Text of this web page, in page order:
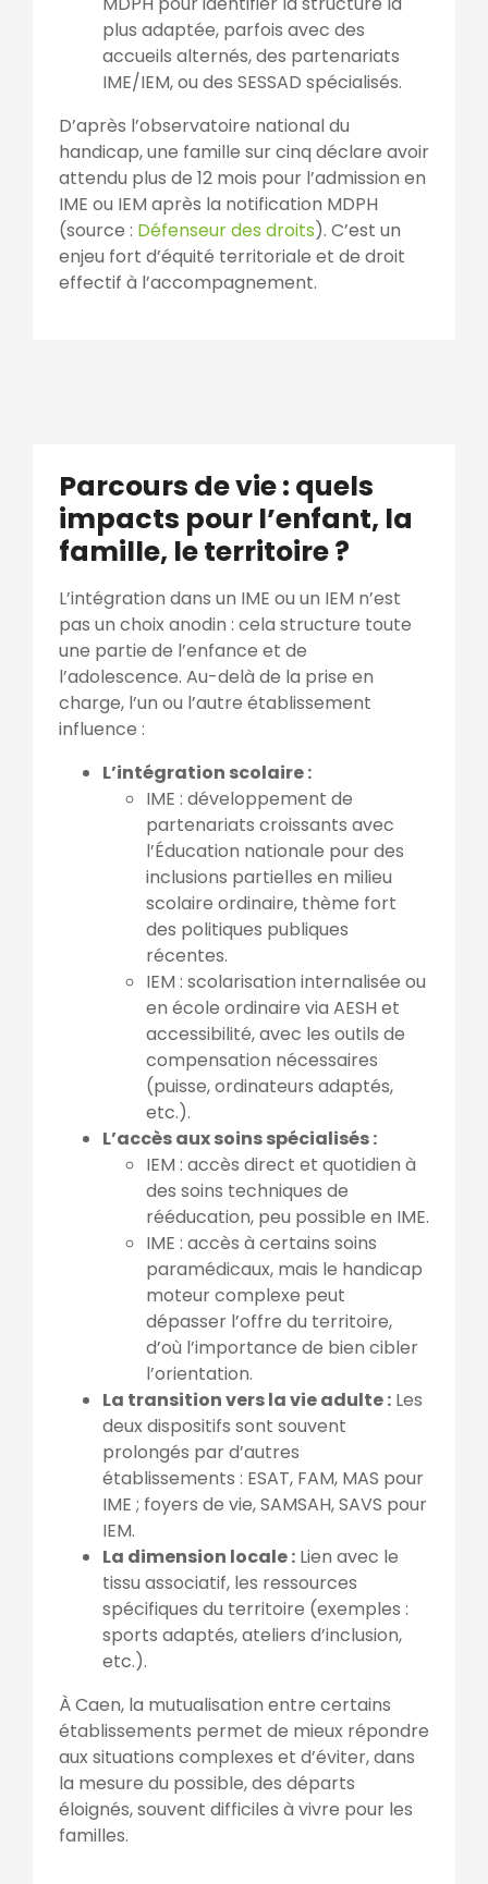
plus adaptée, parfois avec des
accueils alternés, des partenariats
IME/IEM, ou des SESSAD spécialisés.
D’après l’observatoire national du
handicap, une famille sur cinq déclare avoir
attendu plus de 12 mois pour l’admission en
IME ou IEM après la notification MDPH
(source : Défenseur des droits). C’est un
enjeu fort d’équité territoriale et de droit
effectif à l’accompagnement.
Parcours de vie : quels
impacts pour l’enfant, la
famille, le territoire ?
L’intégration dans un IME ou un IEM n’est
pas un choix anodin : cela structure toute
une partie de l’enfance et de
l’adolescence. Au-delà de la prise en
charge, l’un ou l’autre établissement
influence :
L’intégration scolaire :
IME : développement de
partenariats croissants avec
l’Éducation nationale pour des
inclusions partielles en milieu
scolaire ordinaire, thème fort
des politiques publiques
récentes.
IEM : scolarisation internalisée ou
en école ordinaire via AESH et
accessibilité, avec les outils de
compensation nécessaires
(puisse, ordinateurs adaptés,
etc.).
L’accès aux soins spécialisés :
IEM : accès direct et quotidien à
des soins techniques de
rééducation, peu possible en IME.
IME : accès à certains soins
paramédicaux, mais le handicap
moteur complexe peut
dépasser l’offre du territoire,
d’où l’importance de bien cibler
l’orientation.
La transition vers la vie adulte : Les
deux dispositifs sont souvent
prolongés par d’autres
établissements : ESAT, FAM, MAS pour
IME ; foyers de vie, SAMSAH, SAVS pour
IEM.
La dimension locale : Lien avec le
tissu associatif, les ressources
spécifiques du territoire (exemples :
sports adaptés, ateliers d’inclusion,
etc.).
À Caen, la mutualisation entre certains
établissements permet de mieux répondre
aux situations complexes et d’éviter, dans
la mesure du possible, des départs
éloignés, souvent difficiles à vivre pour les
familles.